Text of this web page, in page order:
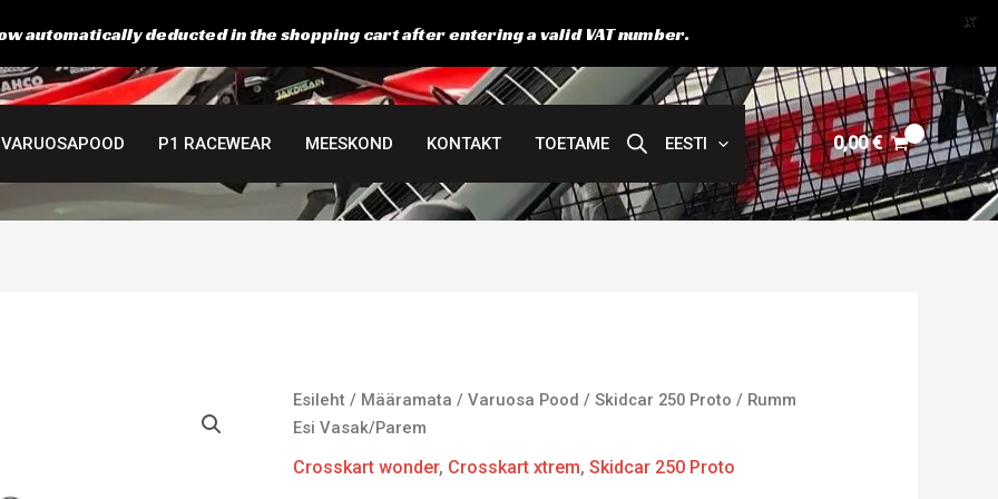
VARUOSAPOOD P1 RACEWEAR MEESKOND KONTAKT TOETAME EESTI 0,00€
Esileht / Määramata /Varuosa Pood /Skidcar 250 Proto / Rumm
Esi Vasak/Parem
Crosskart wonder, Crosskart xtrem,Skidcar 250 Proto
automatically deducted in the shopping cart after entering a valid VAT number. X